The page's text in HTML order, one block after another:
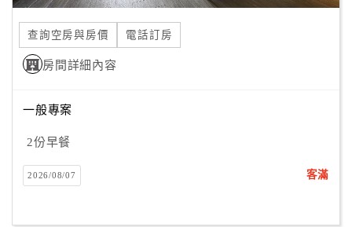
紅
利
查
訂
房
Q&A
查詢空房與房價 電話訂房
房間詳細內容
一般專案
2份早餐
2026/08/07 客滿